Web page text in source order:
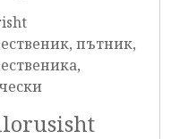
пътник,